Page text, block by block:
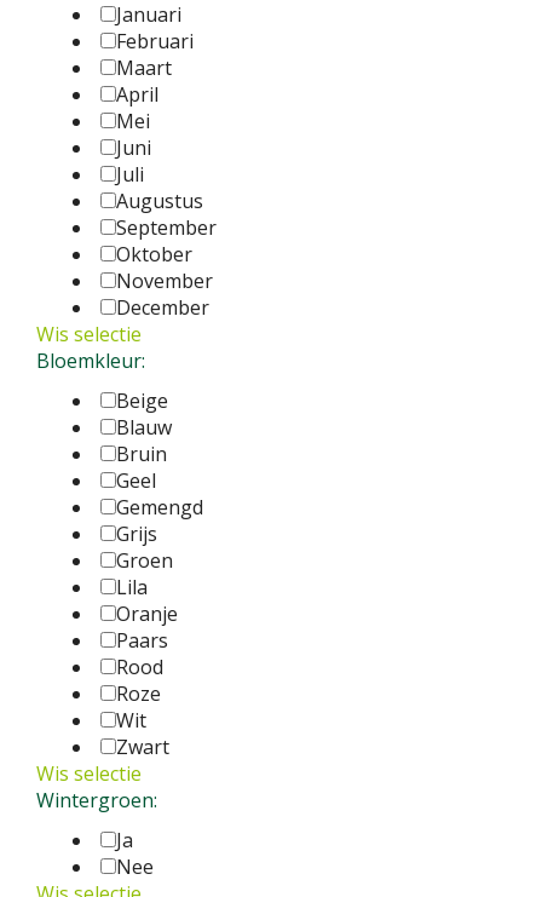
Januari
Februari
Maart
April
Mei
Juni
Juli
Augustus
September
Oktober
November
December
Wis selectie
Bloemkleur:
Beige
Blauw
Bruin
Geel
Gemengd
Grijs
Groen
Lila
Oranje
Paars
Rood
Roze
Wit
Zwart
Wis selectie
Wintergroen:
Ja
Nee